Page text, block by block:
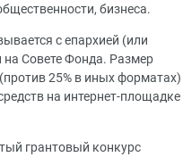
бизнеса.
с епархией (или
Совете Фонда. Размер
25% в иных форматах)
на интернет-площадке
грантовый конкурс